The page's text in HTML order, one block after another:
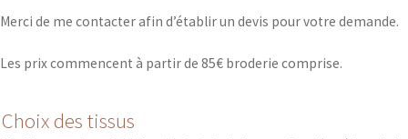
Merci de me contacter afin d’établir un devis pour votre demande.
Les prix commencent à partir de 85€ broderie comprise.
Choix des tissus